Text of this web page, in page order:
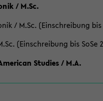
/ M.Sc.
/ M.Sc. (Einschreibung bis
(Einschreibung bis SoSe
Studies / M.A.